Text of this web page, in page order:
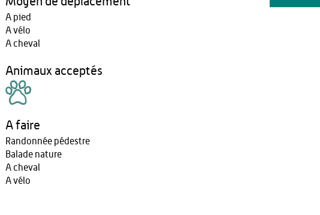
A pied
A vélo
A cheval
Animaux acceptés
A faire
Randonnée pédestre
Balade nature
A cheval
A vélo